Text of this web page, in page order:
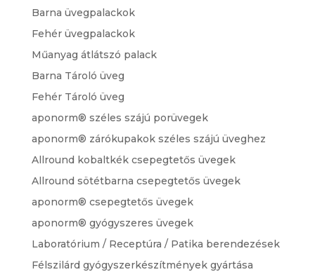
Barna üvegpalackok
Fehér üvegpalackok
Műanyag átlátszó palack
Barna Tároló üveg
Fehér Tároló üveg
aponorm® széles szájú porüvegek
aponorm® zárókupakok széles szájú üveghez
Allround kobaltkék csepegtetős üvegek
Allround sötétbarna csepegtetős üvegek
aponorm® csepegtetős üvegek
aponorm® gyógyszeres üvegek
Laboratórium / Receptúra / Patika berendezések
Félszilárd gyógyszerkészítmények gyártása